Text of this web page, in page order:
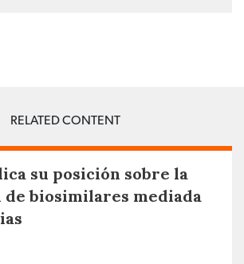
RELATED CONTENT
su posición sobre la
biosimilares mediada